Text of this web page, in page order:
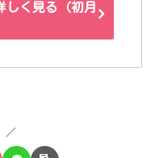
しく見る（初月